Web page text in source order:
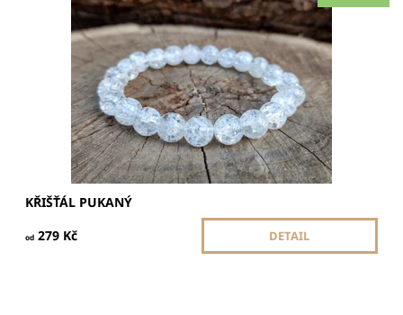
přináší rovnováhu. Pomáhá soustředění, harmonizuje
mysl a podporuje vnitřní sílu.
Dostupnost:
Skladem
KŘIŠŤÁL PUKANÝ
od 279 Kč DETAIL